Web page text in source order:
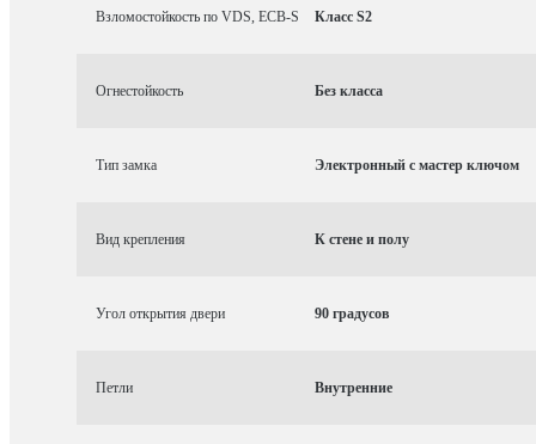
Взломостойкость по VDS, ECB-S Класс S2
Огнестойкость Без класса
Тип замка Электронный с мастер ключом
Вид крепления К стене и полу
Угол открытия двери 90 градусов
Петли Внутренние